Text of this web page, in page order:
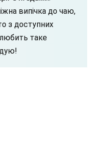
випічка до чаю,
з доступних
любить таке